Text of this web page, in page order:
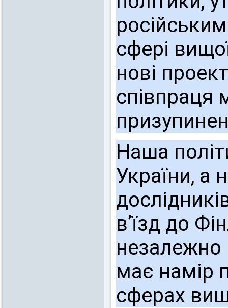
сфері
нові
співпраця
Наша
України, а
в’їзд до
незалежно
має намір
сферах